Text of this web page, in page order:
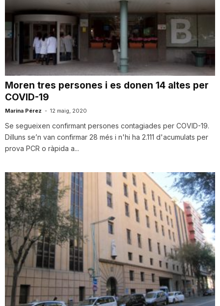
Moren tres persones i es donen 14 altes per
COVID-19
Marina Pérez - 12 maig, 2020
Se segueixen confirmant persones contagiades per COVID-19.
Dilluns se’n van confirmar 28 més i n'hi ha 2.111 d'acumulats per
prova PCR o ràpida a...